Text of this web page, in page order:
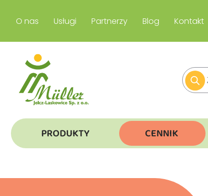
O nas Usługi Partnerzy Blog Kontakt
PRODUKTY CENNIK